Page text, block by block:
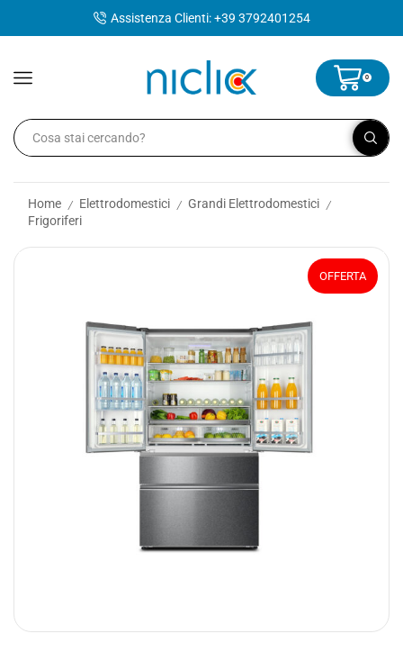
Assistenza Clienti: +39 3792401254
0
Home / Elettrodomestici / Grandi Elettrodomestici /
Frigoriferi
OFFERTA